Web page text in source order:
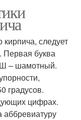
кирпича, следует
Первая буква
Ш – шамотный.
градусов.
цифрах.